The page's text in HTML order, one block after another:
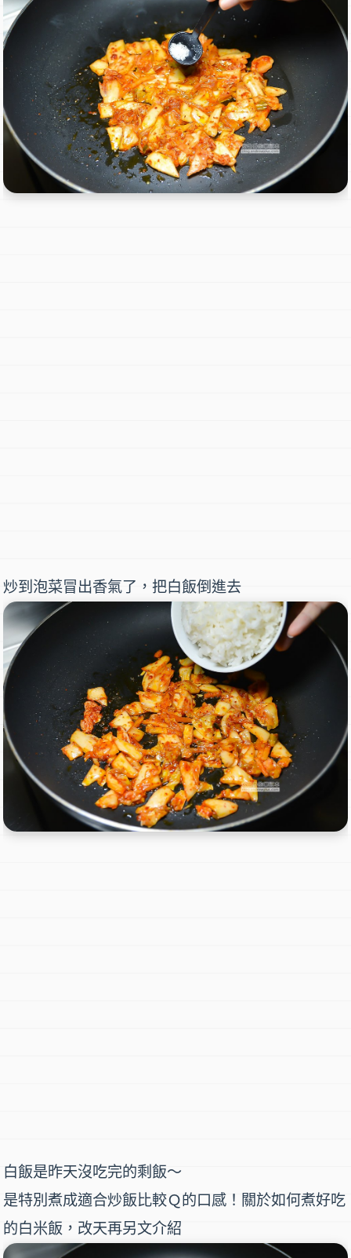
炒到泡菜冒出香氣了，把白飯倒進去
白飯是昨天沒吃完的剩飯～
是特別煮成適合炒飯比較Ｑ的口感！關於如何煮好吃
的白米飯，改天再另文介紹